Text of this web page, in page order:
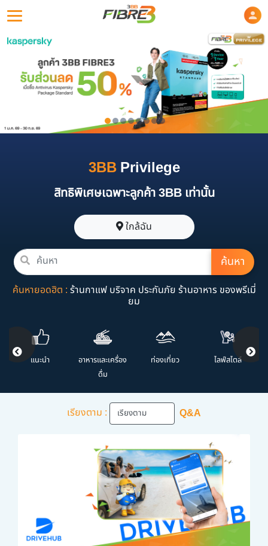
3BBPrivilege
สิทธิพิเศษเฉพาะลูกค้า 3BB เท่านั้น
ใกล้ฉัน
ค้นหา
ค้นหายอดฮิต : ร้านกาแฟ บริจาค ประกันภัย ร้านอาหาร ของพรีเมี่
ยม
แนะนำ
อาหารและเครื่อง
ดื่ม
ท่องเที่ยว ไลฟ์สไตล์
เรียงตาม : Q&A